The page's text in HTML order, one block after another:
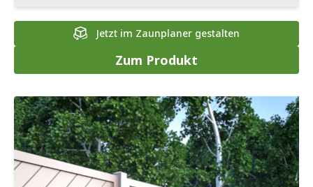
Jetzt im Zaunplaner gestalten
Zum Produkt